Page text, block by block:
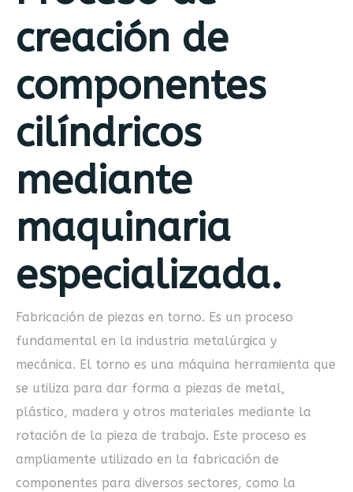
creación de
componentes
cilíndricos
mediante
maquinaria
especializada.
Fabricación de piezas en torno. Es un proceso
fundamental en la industria metalúrgica y
mecánica. El torno es una máquina herramienta que
se utiliza para dar forma a piezas de metal,
plástico, madera y otros materiales mediante la
rotación de la pieza de trabajo. Este proceso es
ampliamente utilizado en la fabricación de
componentes para diversos sectores, como la